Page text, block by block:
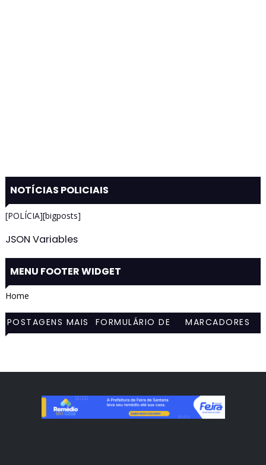
NOTÍCIAS POLICIAIS
[POLÍCIA][bigposts]
JSON Variables
MENU FOOTER WIDGET
Home
POSTAGENS MAIS
FORMULÁRIO DE
MARCADORES